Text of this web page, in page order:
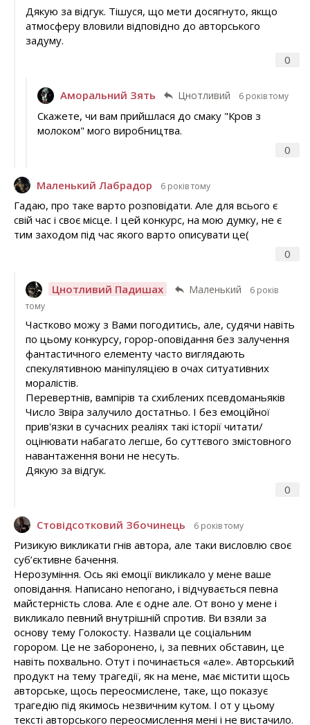
0
Дякую за відгук. Тішуся, що мети досягнуто, якщо
атмосферу вловили відповідно до авторського
задуму.
Аморальний Зять Цнотливий 6 років тому
0
Скажете, чи вам прийшлася до смаку "Кров з
молоком" мого виробництва.
Маленький Лабрадор 6 років тому
0
Гадаю, про таке варто розповідати. Але для всього є
свій час і своє місце. І цей конкурс, на мою думку, не є
тим заходом під час якого варто описувати це(
Цнотливий Падишах Маленький
6 років
тому
0
Частково можу з Вами погодитись, але, судячи навіть
по цьому конкурсу, горор-оповідання без залучення
фантастичного елементу часто виглядають
спекулятивною маніпуляцією в очах ситуативних
моралістів.
Перевертнів, вампірів та схиблених псевдоманьяків
Число Звіра залучило достатньо. І без емоційної
прив'язки в сучасних реаліях такі історії читати/
оцінювати набагато легше, бо суттєвого змістовного
навантаження вони не несуть.
Дякую за відгук.
Стовідсотковий Збочинець 6 років тому
Ризикую викликати гнів автора, але таки висловлю своє
суб’єктивне бачення.
Нерозуміння. Ось які емоції викликало у мене ваше
оповідання. Написано непогано, і відчувається певна
майстерність слова. Але є одне але. От воно у мене і
викликало певний внутрішній спротив. Ви взяли за
основу тему Голокосту. Назвали це соціальним
горором. Це не заборонено, і, за певних обставин, це
навіть похвально. Отут і починається «але». Авторський
продукт на тему трагедії, як на мене, має містити щось
авторське, щось переосмислене, таке, що показує
трагедію під якимось незвичним кутом. І от у цьому
тексті авторського переосмислення мені і не вистачило.